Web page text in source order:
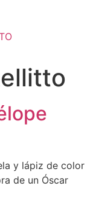
y lápiz de color
de un Óscar